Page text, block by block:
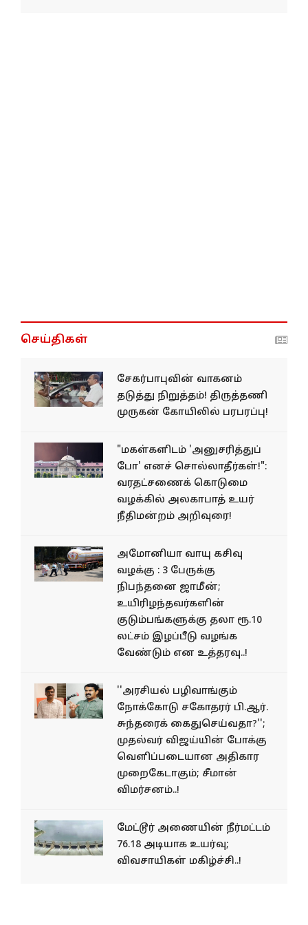
செய்திகள்
சேகர்பாபுவின் வாகனம்
தடுத்து நிறுத்தம்! திருத்தணி
முருகன் கோயிலில் பரபரப்பு!
"மகள்களிடம் 'அனுசரித்துப்
போ' எனச் சொல்லாதீர்கள்!":
வரதட்சணைக் கொடுமை
வழக்கில் அலகாபாத் உயர்
நீதிமன்றம் அறிவுரை!
அமோனியா வாயு கசிவு
வழக்கு : 3 பேருக்கு
நிபந்தனை ஜாமீன்;
உயிரிழந்தவர்களின்
குடும்பங்களுக்கு தலா ரூ.10
லட்சம் இழப்பீடு வழங்க
வேண்டும் என உத்தரவு..!
''அரசியல் பழிவாங்கும்
நோக்கோடு சகோதரர் பி.ஆர்.
சுந்தரைக் கைதுசெய்வதா?'';
முதல்வர் விஜய்யின் போக்கு
வெளிப்படையான அதிகார
முறைகேடாகும்; சீமான்
விமர்சனம்..!
மேட்டூர் அணையின் நீர்மட்டம்
76.18 அடியாக உயர்வு;
விவசாயிகள் மகிழ்ச்சி..!